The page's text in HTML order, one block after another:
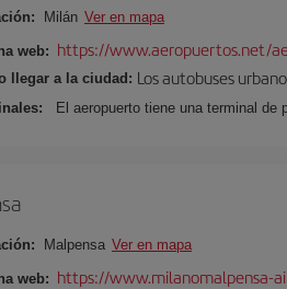
Milán Ver en mapa
web: https://www.aeropuertos.net/
llegar a la ciudad: Los autobuses
El aeropuerto tiene una terminal
Malpensa Ver en mapa
web: https://www.milanomalpensa-